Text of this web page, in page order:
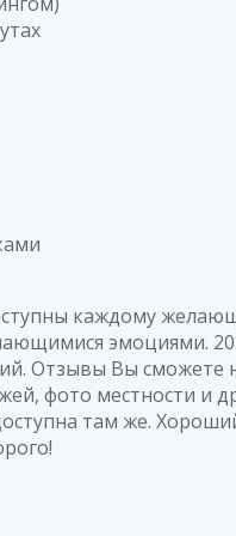
каждому
эмоциями.
Отзывы Вы сможете
фото местности и
там же.